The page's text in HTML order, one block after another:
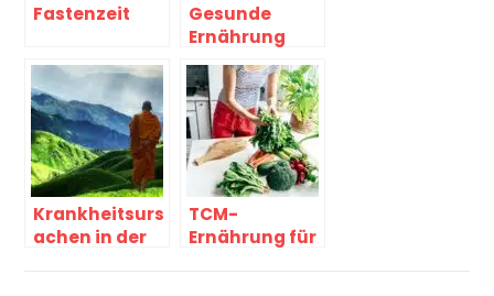
Fastenzeit
Gesunde
Ernährung
nach den fünf
Elementen
Krankheitsurs
achen in der
TCM-
Ernährung für